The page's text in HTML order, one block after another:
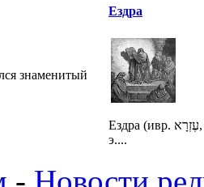
знаменитый
Ездра
Ездра (ивр. עֶזְרָא‎, Эзра — около VI века до н.
э....